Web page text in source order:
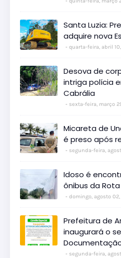
Santa Luzia:
adquire nova
quarta-feira, abril
Desova de
intriga polícia
Cabrália
sexta-feira, março
Micareta de
é preso após
segunda-feira,
Idoso é
ônibus da
domingo, agosto
Prefeitura de
inaugurará o
segunda-feira,